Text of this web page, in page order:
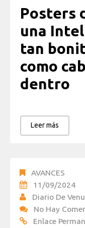
Posters
una
tan
como
dentro
Leer más
AVANCES
11/09/2024
Diario De
No Hay
Enlace